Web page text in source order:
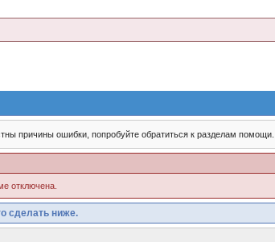
причины ошибки, попробуйте обратиться к разделам помощи.
отключена.
сделать ниже.